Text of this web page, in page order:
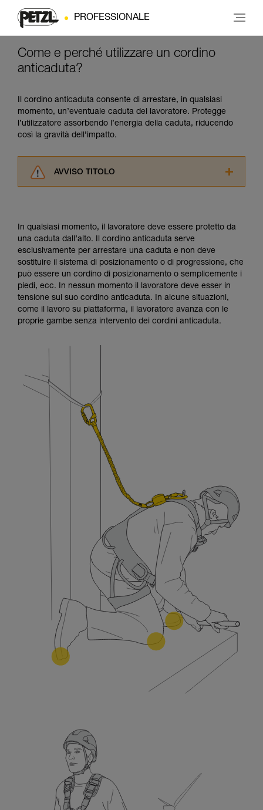
PROFESSIONALE
Come e perché utilizzare un cordino
anticaduta?
Il cordino anticaduta consente di arrestare, in qualsiasi
momento, un’eventuale caduta del lavoratore. Protegge
l’utilizzatore assorbendo l’energia della caduta, riducendo
così la gravità dell’impatto.
AVVISO TITOLO
informazioni dell’istruzione tecnica per poter
capire queste ulteriori informazioni.
La padronanza di queste tecniche richiede una
formazione ed un addestramento specifico.
Verificate con un professionista la vostra
capacità di rifare la manovra, da soli, in piena
sicurezza, prima di riprodurla autonomamente.
Forniamo esempi di tecniche relative alla vostra
attività. Ne possono esistere altre che non
In qualsiasi momento, il lavoratore deve essere protetto da
una caduta dall’alto. Il cordino anticaduta serve
esclusivamente per arrestare una caduta e non deve
sostituire il sistema di posizionamento o di progressione, che
può essere un cordino di posizionamento o semplicemente i
piedi, ecc. In nessun momento il lavoratore deve esser in
tensione sul suo cordino anticaduta. In alcune situazioni,
come il lavoro su piattaforma, il lavoratore avanza con le
proprie gambe senza intervento dei cordini anticaduta.